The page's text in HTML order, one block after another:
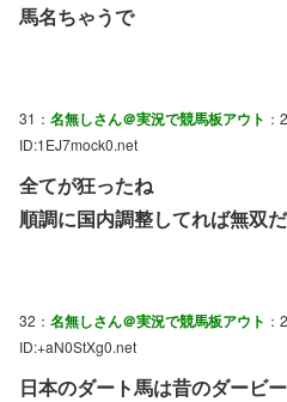
馬名ちゃうで
31： 名無しさん＠実況で競馬板アウト
ID:1EJ7mock0.net
全てが狂ったね
順調に国内調整してれば無双
32： 名無しさん＠実況で競馬板アウト
ID:+aN0StXg0.net
日本のダート馬は昔のダービ